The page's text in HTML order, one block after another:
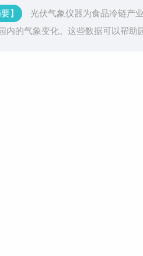
】
光伏气象仪器为食品冷链产
内的气象变化。这些数据可以帮助